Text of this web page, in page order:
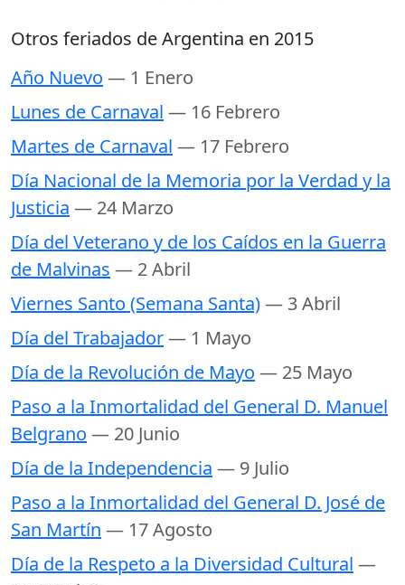
Otros feriados de Argentina en 2015
Año Nuevo — 1 Enero
Lunes de Carnaval — 16 Febrero
Martes de Carnaval — 17 Febrero
Día Nacional de la Memoria por la Verdad y la
Justicia — 24 Marzo
Día del Veterano y de los Caídos en la Guerra
de Malvinas — 2 Abril
Viernes Santo (Semana Santa)— 3 Abril
Día del Trabajador— 1 Mayo
Día de la Revolución de Mayo — 25 Mayo
Paso a la Inmortalidad del General D. Manuel
Belgrano — 20 Junio
Día de la Independencia — 9 Julio
Paso a la Inmortalidad del General D. José de
San Martín — 17 Agosto
Día de la Respeto a la Diversidad Cultural —